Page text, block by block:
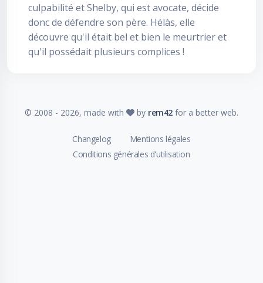
culpabilité et Shelby, qui est avocate, décide
donc de défendre son père. Hélàs, elle
découvre qu'il était bel et bien le meurtrier et
qu'il possédait plusieurs complices !
© 2008 - 2026, made with by rem42 for a better web.
Changelog
Mentions légales
Conditions générales d'utilisation